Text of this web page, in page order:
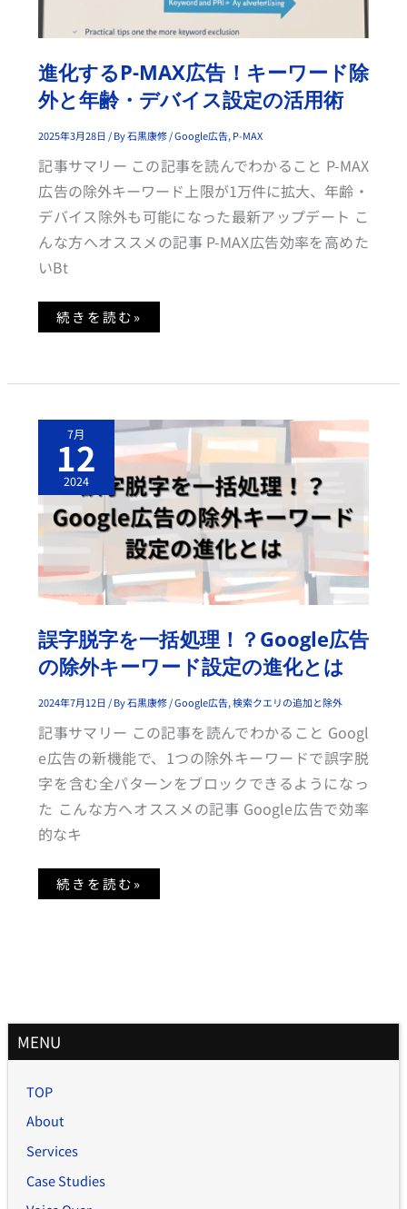
進化するP-MAX広告！キーワード除
外と年齢・デバイス設定の活用術
2025年3月28日/ By石黒康修/Google広告,P-MAX
記事サマリー この記事を読んでわかること P-MAX
広告の除外キーワード上限が1万件に拡大、年齢・
デバイス除外も可能になった最新アップデート こ
んな方へオススメの記事 P-MAX広告効率を高めた
いBt
ー
除
外
と
年
齢・
バ
ス
設
定
の
活
用
術
続きを読む»
7月
12
2024
誤字脱字を一括処理！？Google広告
の除外キーワード設定の進化とは
2024年7月12日 / By石黒康修/Google広告,検索クエリの追加と除外
記事サマリー この記事を読んでわかること Googl
e広告の新機能で、1つの除外キーワードで誤字脱
字を含む全パターンをブロックできるようになっ
た こんな方へオススメの記事 Google広告で効率
的なキ
誤
字
脱
字
を
一
括
処
理！？
G
L
E
告
の
除
外
キ
ワ
ド
設
定
の
進
化
と
は
続きを読む»
MENU
TOP
About
Services
Case Studies
月
別
記
事